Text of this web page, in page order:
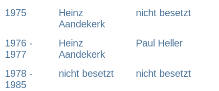
1975
Heinz
Aandekerk
nicht besetzt
1976 -
1977
Heinz
Aandekerk
Paul Heller
1978 -
1985
nicht besetzt nicht besetzt